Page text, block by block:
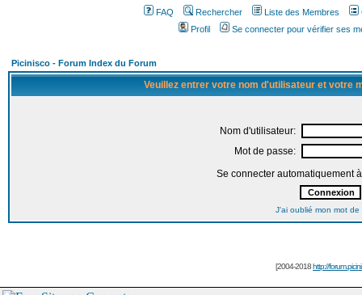
FAQ Rechercher Liste des Membres
Profil
Se connecter pour vérifier ses
Picinisco - Forum Index du Forum
Veuillez entrer votre nom d'utilisateur et votre
Nom d'utilisateur:
Mot de passe:
Se connecter automatiquement
J'ai oublié mon mot de
[2004-2018http://